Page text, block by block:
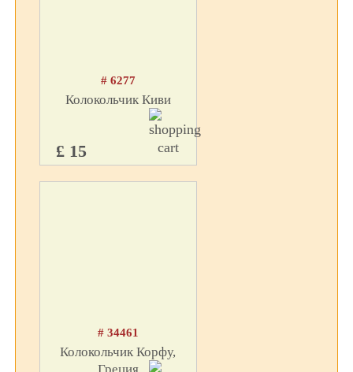
# 6277
Колокольчик Киви
£ 15
# 34461
Колокольчик Корфу,